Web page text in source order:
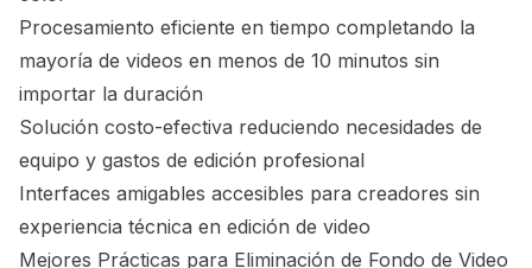
Procesamiento eficiente en tiempo completando la
mayoría de videos en menos de 10 minutos sin
importar la duración
Solución costo-efectiva reduciendo necesidades de
equipo y gastos de edición profesional
Interfaces amigables accesibles para creadores sin
experiencia técnica en edición de video
Mejores Prácticas para Eliminación de Fondo de Video